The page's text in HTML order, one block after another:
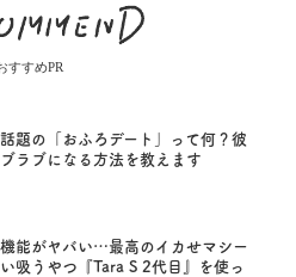
すすめPR
題の「おふろデート」って何？彼
ブラブになる方法を教えます
能がヤバい…最高のイカせマシー
吸うやつ『Tara S 2代目』を使っ